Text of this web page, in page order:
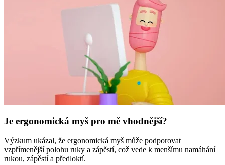
Je ergonomická myš pro mě vhodnější?
Výzkum ukázal, že ergonomická myš může podporovat
vzpřímenější polohu ruky a zápěstí, což vede k menšímu namáhání
rukou, zápěstí a předloktí.